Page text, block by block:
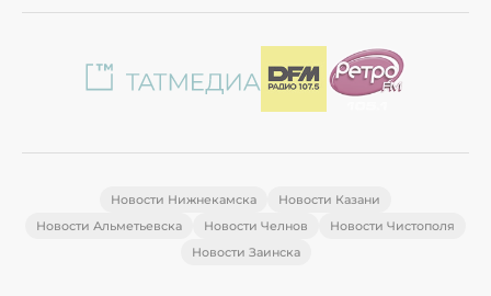
Новости Нижнекамска
Новости Казани
Новости Альметьевска
Новости Челнов
Новости Чистополя
Новости Заинска